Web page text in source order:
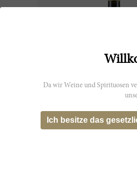
75cl
Chianti Classico Gran
Da wir Weine und Spirituosen
Ich besitze das